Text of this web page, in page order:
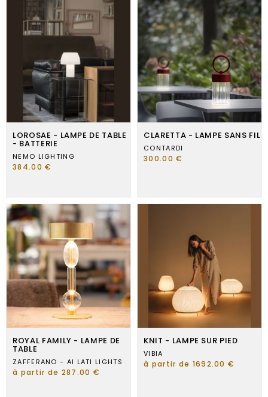
LOROSAE - LAMPE DE TABLE
- BATTERIE
NEMO LIGHTING
384.00 €
CLARETTA - LAMPE SANS FIL
CONTARDI
300.00 €
ROYAL FAMILY - LAMPE DE
TABLE
ZAFFERANO - AI LATI LIGHTS
à partir de 287.00 €
KNIT - LAMPE SUR PIED
VIBIA
à partir de 1692.00 €